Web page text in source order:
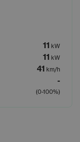
11 kW
11 kW
41 km/h
-
(0-100%)